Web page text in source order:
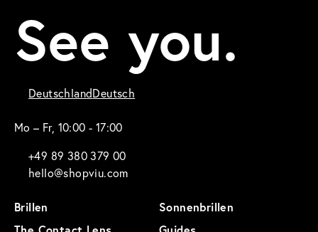
See you.
DeutschlandDeutsch
Mo – Fr, 10:00 - 17:00
+49 89 380 379 00
hello@shopviu.com
Brillen
Sonnenbrillen